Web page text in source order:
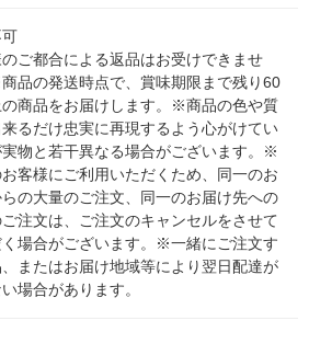
ご都合による返品はお受けできませ
品の発送時点で、賞味期限まで残り60
の商品をお届けします。※商品の色や質
るだけ忠実に再現するよう心がけてい
実物と若干異なる場合がございます。※
客様にご利用いただくため、同一のお
の大量のご注文、同一のお届け先への
注文は、ご注文のキャンセルをさせて
く場合がございます。※一緒にご注文す
またはお届け地域等により翌日配達が
場合があります。